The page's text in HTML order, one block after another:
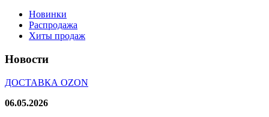
Новинки
Распродажа
Хиты продаж
Новости
ДОСТАВКА OZON
06.05.2026